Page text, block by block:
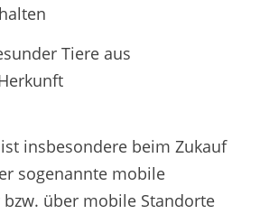
Tiere aus
insbesondere beim Zukauf
sogenannte mobile
über mobile Standorte